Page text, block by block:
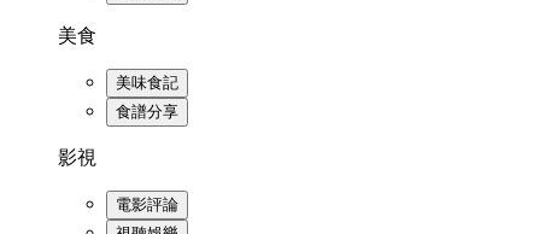
美食
美味食記
食譜分享
影視
電影評論